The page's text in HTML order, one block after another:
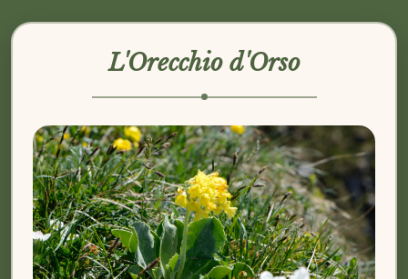
L'Orecchio d'Orso